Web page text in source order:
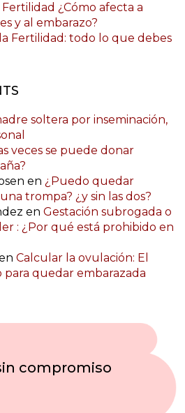
¿Cómo afecta a
y al embarazo?
Fertilidad: todo lo que debes
soltera por inseminación,
veces se puede donar
en ¿Puedo quedar
trompa? ¿y sin las dos?
en Gestación subrogada o
: ¿Por qué está prohibido en
Calcular la ovulación: El
quedar embarazada
compromiso